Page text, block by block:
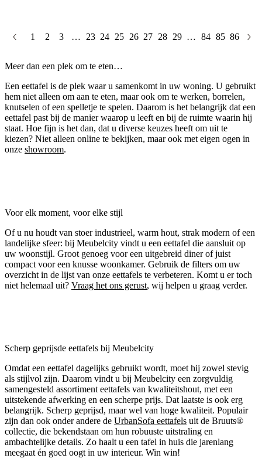
1 2 3 … 23 24 25 26 27 28 29 … 84 85 86
Meer dan een plek om te eten…
Een eettafel is de plek waar u samenkomt in uw woning. U gebruikt
hem niet alleen om aan te eten, maar ook om te werken, borrelen,
knutselen of een spelletje te spelen. Daarom is het belangrijk dat een
eettafel past bij de manier waarop u leeft en bij de ruimte waarin hij
staat. Hoe fijn is het dan, dat u diverse keuzes heeft om uit te
kiezen? Niet alleen online te bekijken, maar ook met eigen ogen in
onze showroom.
Voor elk moment, voor elke stijl
Of u nu houdt van stoer industrieel, warm hout, strak modern of een
landelijke sfeer: bij Meubelcity vindt u een eettafel die aansluit op
uw woonstijl. Groot genoeg voor een uitgebreid diner of juist
compact voor een knusse woonkamer. Gebruik de filters om uw
overzicht in de lijst van onze eettafels te verbeteren. Komt u er toch
niet helemaal uit? Vraag het ons gerust, wij helpen u graag verder.
Scherp geprijsde eettafels bij Meubelcity
Omdat een eettafel dagelijks gebruikt wordt, moet hij zowel stevig
als stijlvol zijn. Daarom vindt u bij Meubelcity een zorgvuldig
samengesteld assortiment eettafels van kwaliteitshout, met een
uitstekende afwerking en een scherpe prijs. Dat laatste is ook erg
belangrijk. Scherp geprijsd, maar wel van hoge kwaliteit. Populair
zijn dan ook onder andere de UrbanSofa eettafels uit de Bruuts®
collectie, die bekendstaan om hun robuuste uitstraling en
ambachtelijke details. Zo haalt u een tafel in huis die jarenlang
meegaat én goed oogt in uw interieur. Win win!